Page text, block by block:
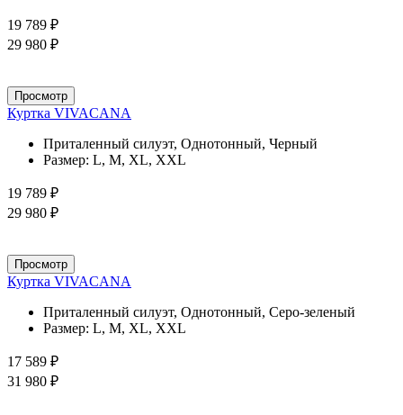
19 789 ₽
29 980 ₽
Просмотр
Куртка VIVACANA
Приталенный силуэт, Однотонный, Черный
Размер: L, M, XL, XXL
19 789 ₽
29 980 ₽
Просмотр
Куртка VIVACANA
Приталенный силуэт, Однотонный, Серо-зеленый
Размер: L, M, XL, XXL
17 589 ₽
31 980 ₽